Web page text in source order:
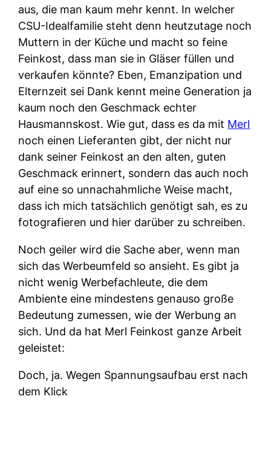
aus, die man kaum mehr kennt. In welcher
CSU-Idealfamilie steht denn heutzutage noch
Muttern in der Küche und macht so feine
Feinkost, dass man sie in Gläser füllen und
verkaufen könnte? Eben, Emanzipation und
Elternzeit sei Dank kennt meine Generation ja
kaum noch den Geschmack echter
Hausmannskost. Wie gut, dass es da mit Merl
noch einen Lieferanten gibt, der nicht nur
dank seiner Feinkost an den alten, guten
Geschmack erinnert, sondern das auch noch
auf eine so unnachahmliche Weise macht,
dass ich mich tatsächlich genötigt sah, es zu
fotografieren und hier darüber zu schreiben.
Noch geiler wird die Sache aber, wenn man
sich das Werbeumfeld so ansieht. Es gibt ja
nicht wenig Werbefachleute, die dem
Ambiente eine mindestens genauso große
Bedeutung zumessen, wie der Werbung an
sich. Und da hat Merl Feinkost ganze Arbeit
geleistet:
Doch, ja. Wegen Spannungsaufbau erst nach
dem Klick